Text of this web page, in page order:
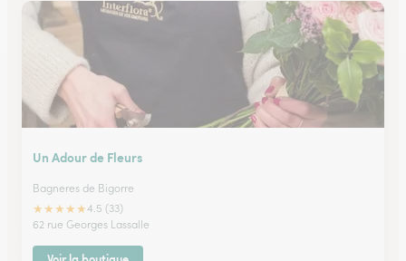
Un Adour de Fleurs
Bagneres de Bigorre
★★★★★4.5 (33)
62 rue Georges Lassalle